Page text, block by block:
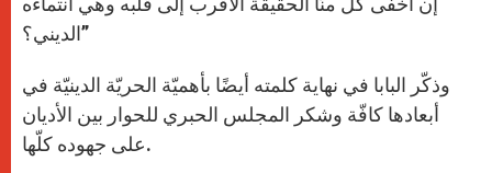
الديني؟”
وذكّر البابا في نهاية كلمته أيضًا بأهميّة الحريّة الدينيّة في
أبعادها كافّة وشكر المجلس الحبري للحوار بين الأديان
على جهوده كلّها.